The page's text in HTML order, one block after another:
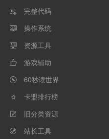
 完整代码
 操作系统
 资源工具
 游戏辅助
 60秒读世界
 卡盟排行榜
 旧分类资源
 站长工具